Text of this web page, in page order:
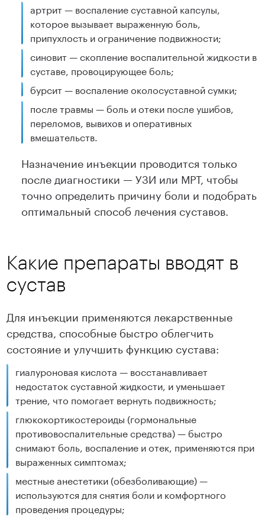
артрит — воспаление суставной капсулы,
которое вызывает выраженную боль,
припухлость и ограничение подвижности;
синовит — скопление воспалительной жидкости в
суставе, провоцирующее боль;
бурсит — воспаление околосуставной сумки;
после травмы — боль и отеки после ушибов,
переломов, вывихов и оперативных
вмешательств.
Назначение инъекции проводится только
после диагностики — УЗИ или МРТ, чтобы
точно определить причину боли и подобрать
оптимальный способ лечения суставов.
Какие препараты вводят в
сустав
Для инъекции применяются лекарственные
средства, способные быстро облегчить
состояние и улучшить функцию сустава:
гиалуроновая кислота — восстанавливает
недостаток суставной жидкости, и уменьшает
трение, что помогает вернуть подвижность;
глюкокортикостероиды (гормональные
противовоспалительные средства) — быстро
снимают боль, воспаление и отек, применяются при
выраженных симптомах;
местные анестетики (обезболивающие) —
используются для снятия боли и комфортного
проведения процедуры;